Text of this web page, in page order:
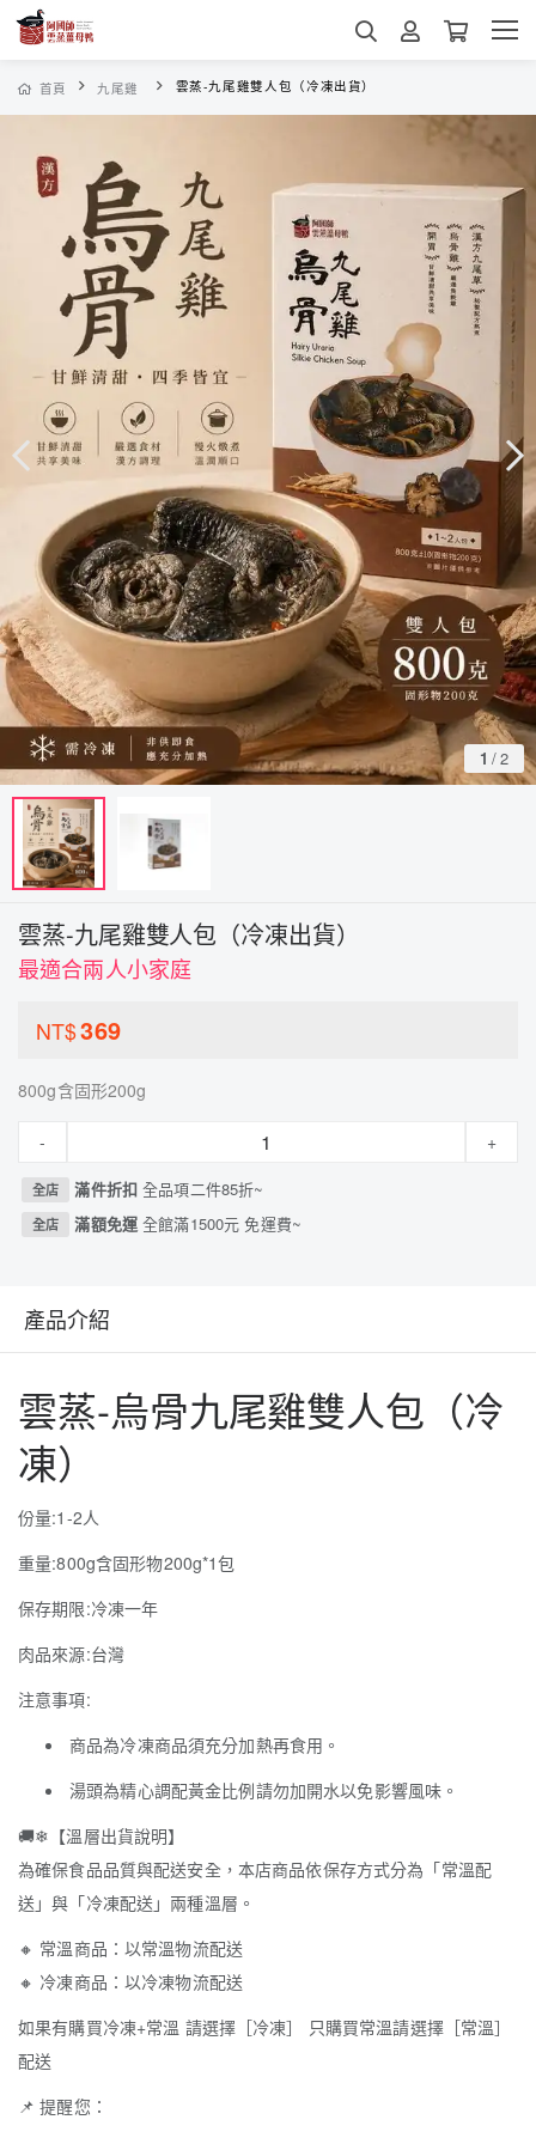
首頁 九尾雞 雲蒸-九尾雞雙人包（冷凍出貨）
1 /2
雲蒸-九尾雞雙人包（冷凍出貨）
最適合兩人小家庭
NT$369
800g含固形200g
- +
全店 滿件折扣全品項二件85折~
全店 滿額免運全館滿1500元 免運費~
產品介紹
雲蒸-烏骨九尾雞雙人包（冷
凍）
份量:1-2人
重量:800g含固形物200g*1包
保存期限:冷凍一年
肉品來源:台灣
注意事項:
商品為冷凍商品須充分加熱再食用。
湯頭為精心調配黃金比例請勿加開水以免影響風味。
🚚❄ 【溫層出貨說明】
為確保食品品質與配送安全，本店商品依保存方式分為「常溫配
送」與「冷凍配送」兩種溫層。
🔸 常溫商品：以常溫物流配送
🔸 冷凍商品：以冷凍物流配送
如果有購買冷凍+常溫 請選擇［冷凍］ 只購買常溫請選擇［常溫］
配送
📌 提醒您：